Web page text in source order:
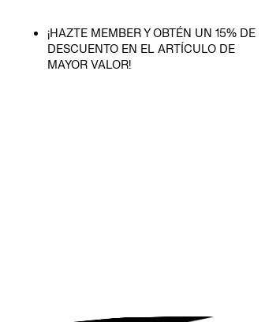
¡HAZTE MEMBER Y OBTÉN UN 15% DE
DESCUENTO EN EL ARTÍCULO DE
MAYOR VALOR!